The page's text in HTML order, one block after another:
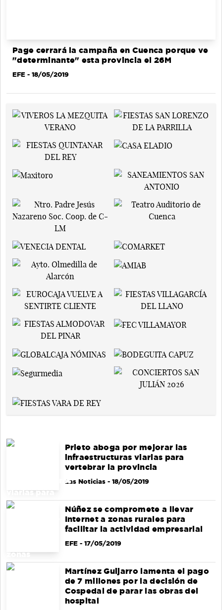
Page cerrará la campaña en Cuenca porque ve
"determinante" esta provincia el 26M
EFE - 18/05/2019
Prieto aboga por mejorar las
infraestructuras viarias para
vertebrar la provincia
Las Noticias- 18/05/2019
Núñez se compromete a llevar
Internet a zonas rurales para
facilitar la actividad empresarial
EFE- 17/05/2019
Martínez Guijarro lamenta el pago
de 7 millones por la decisión de
Cospedal de parar las obras del
hospital